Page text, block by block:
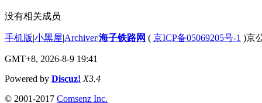
没有相关成员
手机版|小黑屋|Archiver|海子铁路网 ( 京ICP备05069205号-1 )京
GMT+8, 2026-8-9 19:41
Powered by Discuz! X3.4
© 2001-2017 Comsenz Inc.